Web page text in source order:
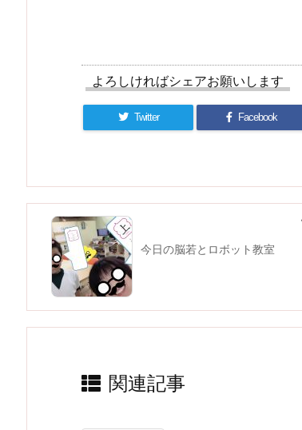
よろしければシェアお願いします
Twitter Facebook
今日の脳若とロボット教室
関連記事